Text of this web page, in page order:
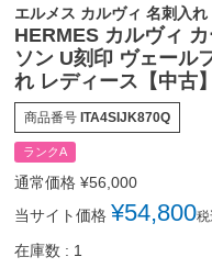
エルメス カルヴィ 名刺入
HERMES カルヴィ
ソン U刻印 ヴェール
れ レディース【中古】
商品番号 ITA4SIJK870Q
ランクA
通常価格 ¥56,000
当サイト価格 ¥54,800税
在庫数 1